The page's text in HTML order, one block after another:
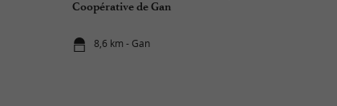
Coopérative de Gan
8,6 km - Gan